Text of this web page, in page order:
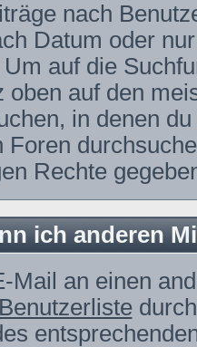
nach
Datum oder
auf die
oben auf den
in denen
Foren
Rechte
ich anderen
Mail an einen
Benutzerliste